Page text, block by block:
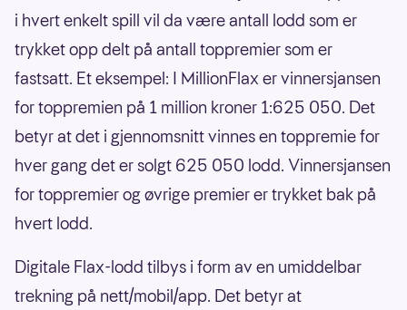
i hvert enkelt spill vil da være antall lodd som er
trykket opp delt på antall toppremier som er
fastsatt. Et eksempel: I MillionFlax er vinnersjansen
for toppremien på 1 million kroner 1:625 050. Det
betyr at det i gjennomsnitt vinnes en toppremie for
hver gang det er solgt 625 050 lodd. Vinnersjansen
for toppremier og øvrige premier er trykket bak på
hvert lodd.
Digitale Flax-lodd tilbys i form av en umiddelbar
trekning på nett/mobil/app. Det betyr at